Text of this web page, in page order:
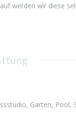
werden wir diese
Garten, Pool,